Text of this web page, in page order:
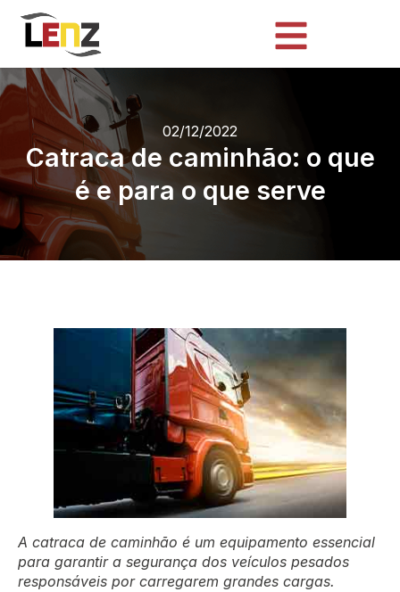
02/12/2022
Catraca de caminhão: o que
é e para o que serve
A catraca de caminhão é um equipamento essencial
para garantir a segurança dos veículos pesados
responsáveis por carregarem grandes cargas.